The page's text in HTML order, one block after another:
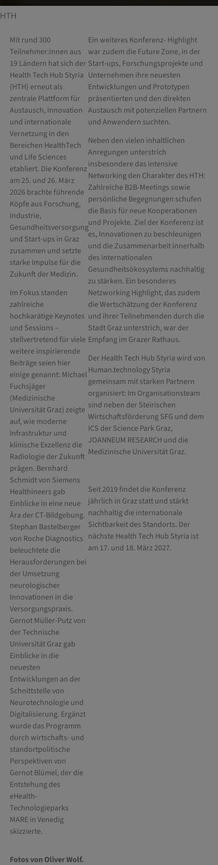
HTH
Mit rund 300
Teilnehmer:innen aus
19 Ländern hat sich der
Health Tech Hub Styria
(HTH) erneut als
zentrale Plattform für
Austausch, Innovation
und internationale
Vernetzung in den
Bereichen HealthTech
und Life Sciences
etabliert. Die Konferenz
am 25. und 26. März
2026 brachte führende
Köpfe aus Forschung,
Industrie,
Gesundheitsversorgung
und Start-ups in Graz
zusammen und setzte
starke Impulse für die
Zukunft der Medizin.
Im Fokus standen
zahlreiche
hochkarätige Keynotes
und Sessions –
stellvertretend für viele
weitere inspirierende
Beiträge seien hier
einige genannt: Michael
Fuchsjäger
(Medizinische
Universität Graz) zeigte
auf, wie moderne
Infrastruktur und
klinische Exzellenz die
Radiologie der Zukunft
prägen. Bernhard
Schmidt von Siemens
Healthineers gab
Einblicke in eine neue
Ära der CT-Bildgebung.
Stephan Bastelberger
von Roche Diagnostics
beleuchtete die
Herausforderungen bei
der Umsetzung
neurologischer
Innovationen in die
Versorgungspraxis.
Gernot Müller-Putz von
der Technische
Universität Graz gab
Einblicke in die
neuesten
Entwicklungen an der
Schnittstelle von
Neurotechnologie und
Digitalisierung. Ergänzt
wurde das Programm
durch wirtschafts- und
standortpolitische
Perspektiven von
Gernot Blümel, der die
Entstehung des
eHealth-
Technologieparks
MARE in Venedig
skizzierte.
Ein weiteres Konferenz- Highlight
war zudem die Future Zone, in der
Start-ups, Forschungsprojekte und
Unternehmen ihre neuesten
Entwicklungen und Prototypen
präsentierten und den direkten
Austausch mit potenziellen Partnern
und Anwendern suchten.
Neben den vielen inhaltlichen
Anregungen unterstrich
insbesondere das intensive
Networking den Charakter des HTH:
Zahlreiche B2B-Meetings sowie
persönliche Begegnungen schufen
die Basis für neue Kooperationen
und Projekte. Ziel der Konferenz ist
es, Innovationen zu beschleunigen
und die Zusammenarbeit innerhalb
des internationalen
Gesundheitsökosystems nachhaltig
zu stärken. Ein besonderes
Netzworking Highlight, das zudem
die Wertschätzung der Konferenz
und ihrer Teilnehmenden durch die
Stadt Graz unterstrich, war der
Empfang im Grazer Rathaus.
Der Health Tech Hub Styria wird von
Human.technology Styria
gemeinsam mit starken Partnern
organisiert: Im Organisationsteam
sind neben der Steirischen
Wirtschaftsförderung SFG und dem
ICS der Science Park Graz,
JOANNEUM RESEARCH und die
Medizinische Universität Graz.
Seit 2019 findet die Konferenz
jährlich in Graz statt und stärkt
nachhaltig die internationale
Sichtbarkeit des Standorts. Der
nächste Health Tech Hub Styria ist
am 17. und 18. März 2027.
Fotos von Oliver Wolf.